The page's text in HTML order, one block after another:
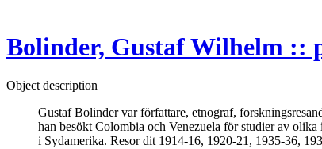
Bolinder, Gustaf Wilhelm ::
Object description
Gustaf Bolinder var författare, etnograf,
han besökt Colombia och Venezuela för studier av
i Sydamerika. Resor dit 1914-16, 1920-21, 1935-36,